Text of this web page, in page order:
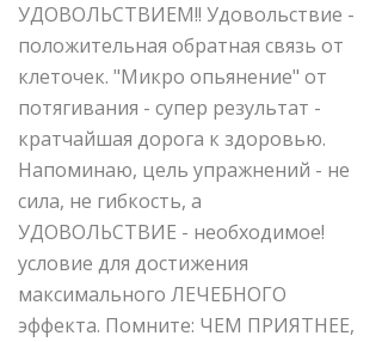
УДОВОЛЬСТВИЕМ!! Удовольствие -
положительная обратная связь от
клеточек. "Микро опьянение" от
потягивания - супер результат -
кратчайшая дорога к здоровью.
Напоминаю, цель упражнений - не
сила, не гибкость, а
УДОВОЛЬСТВИЕ - необходимое!
условие для достижения
максимального ЛЕЧЕБНОГО
эффекта. Помните: ЧЕМ ПРИЯТНЕЕ,